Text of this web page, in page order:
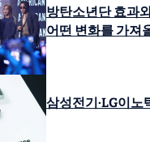
방탄소년단 효과
어떤 변화를 가져
삼성전기·LG이노